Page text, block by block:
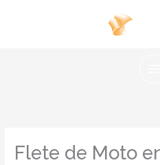
Flete de Moto